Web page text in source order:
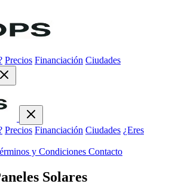
Precios Financiación Ciudades
Precios Financiación Ciudades ¿Eres
y Condiciones Contacto
Solares